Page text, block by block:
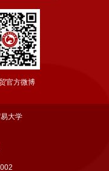
官方微博
大学